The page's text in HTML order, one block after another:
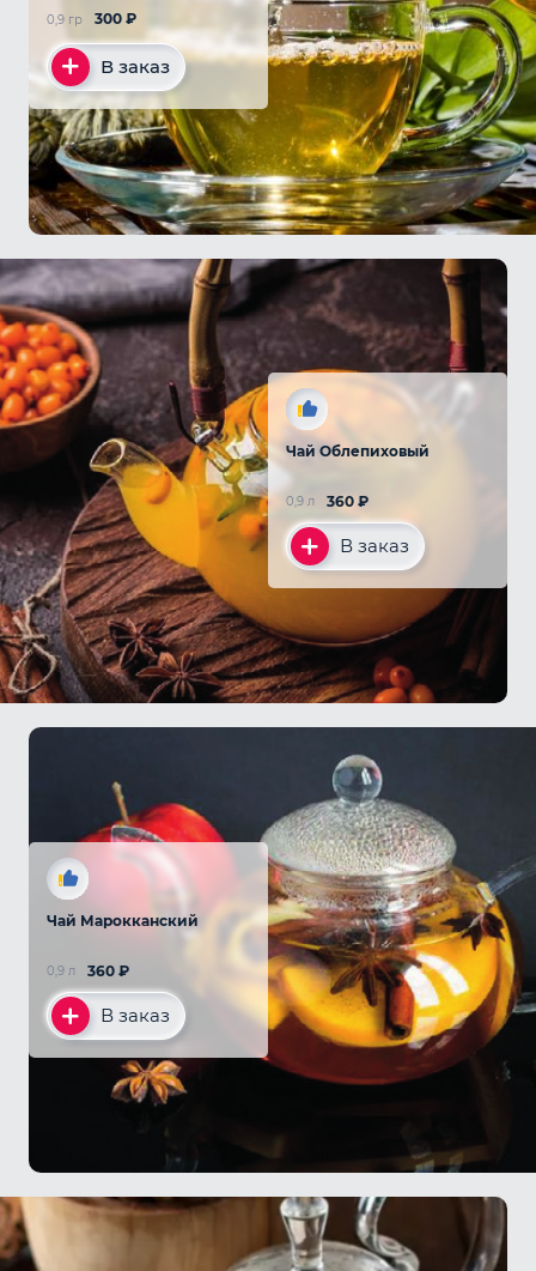
300 ₽
0,9 гр
В заказ
Чай Облепиховый
360 ₽
0,9 л
В заказ
Чай Марокканский
360 ₽
0,9 л
В заказ